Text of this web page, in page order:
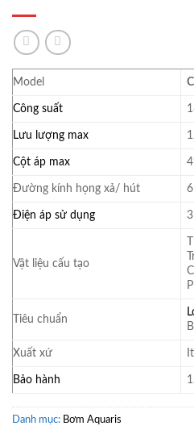
Model
Công suất
Lưu lượng max
Cột áp max
Đường kính họng xả/ hút
Điện áp sử dụng
Vật liệu cấu tạo
Tiêu chuẩn
Xuất xứ
Bảo hành
Danh mục: Bơm Aquaris